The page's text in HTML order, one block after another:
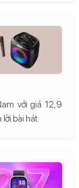
với giá 12,9
lời bài hát.